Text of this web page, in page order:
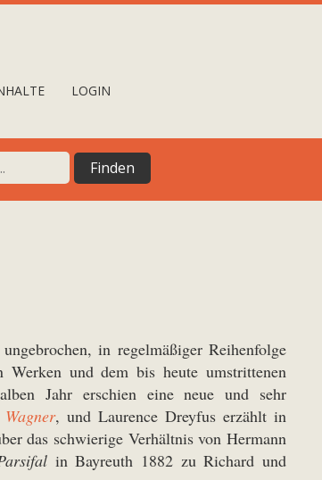
LOGIN
in regelmäßiger Reihenfolge
Werken und dem bis heute umstrittenen
Jahr erschien eine neue und sehr
, und Laurence Dreyfus erzählt in
das schwierige Verhältnis von Hermann
in Bayreuth 1882 zu Richard und